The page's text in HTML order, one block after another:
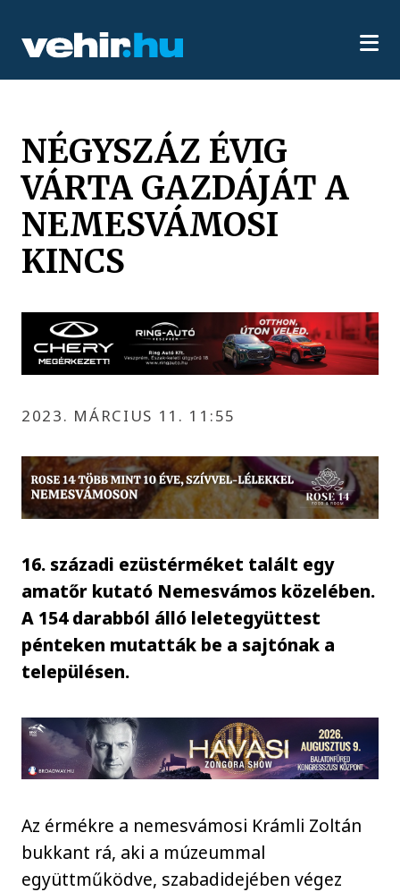
NÉGYSZÁZ ÉVIG
VÁRTA GAZDÁJÁT A
NEMESVÁMOSI
KINCS
2023. MÁRCIUS 11. 11:55
16. századi ezüstérméket talált egy
amatőr kutató Nemesvámos közelében.
A 154 darabból álló leletegyüttest
pénteken mutatták be a sajtónak a
településen.
Az érmékre a nemesvámosi Krámli Zoltán
bukkant rá, aki a múzeummal
együttműködve, szabadidejében végez